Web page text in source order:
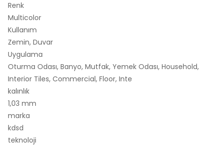
Renk
Multicolor
Kullanım
Zemin, Duvar
Uygulama
Oturma Odası, Banyo, Mutfak, Yemek Odası, Household,
Interior Tiles, Commercial, Floor, Inte
kalınlık
1,03 mm
marka
kdsd
teknoloji